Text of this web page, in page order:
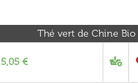
Thé vert de Chine Bio
5,05 €